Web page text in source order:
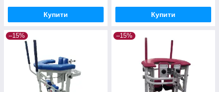
Купити Купити
–15% –15%